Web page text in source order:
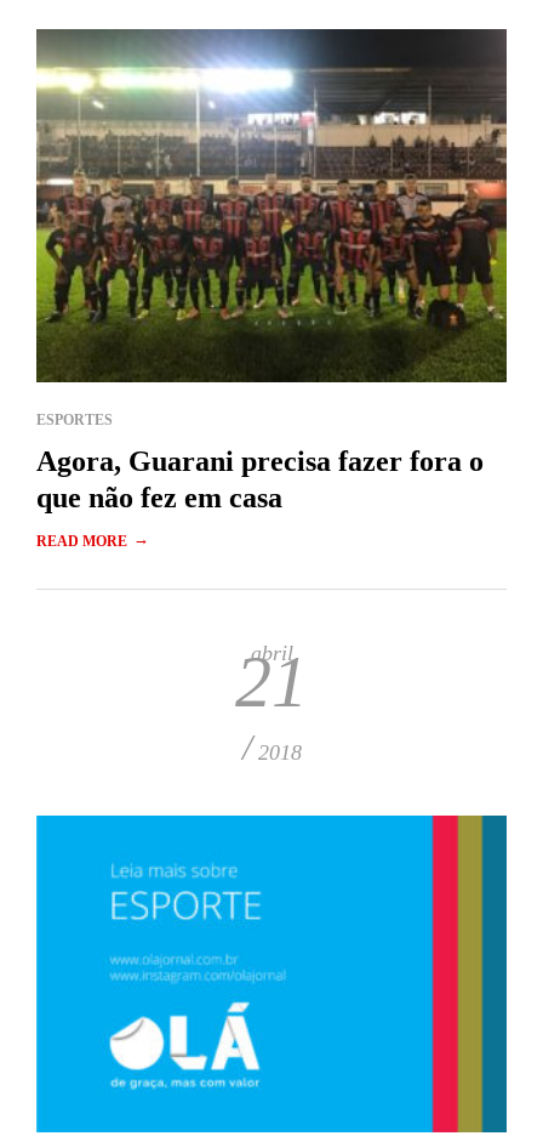
ESPORTES
Agora, Guarani precisa fazer fora o
que não fez em casa
READ MORE →
abril
21
/ 2018